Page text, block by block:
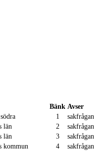
Bänk Avser
1 sakfrågan
län 2 sakfrågan
län 3 sakfrågan
kommun 4 sakfrågan